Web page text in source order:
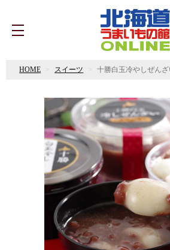
HOME スイーツ 十勝白玉冷やしぜんざ